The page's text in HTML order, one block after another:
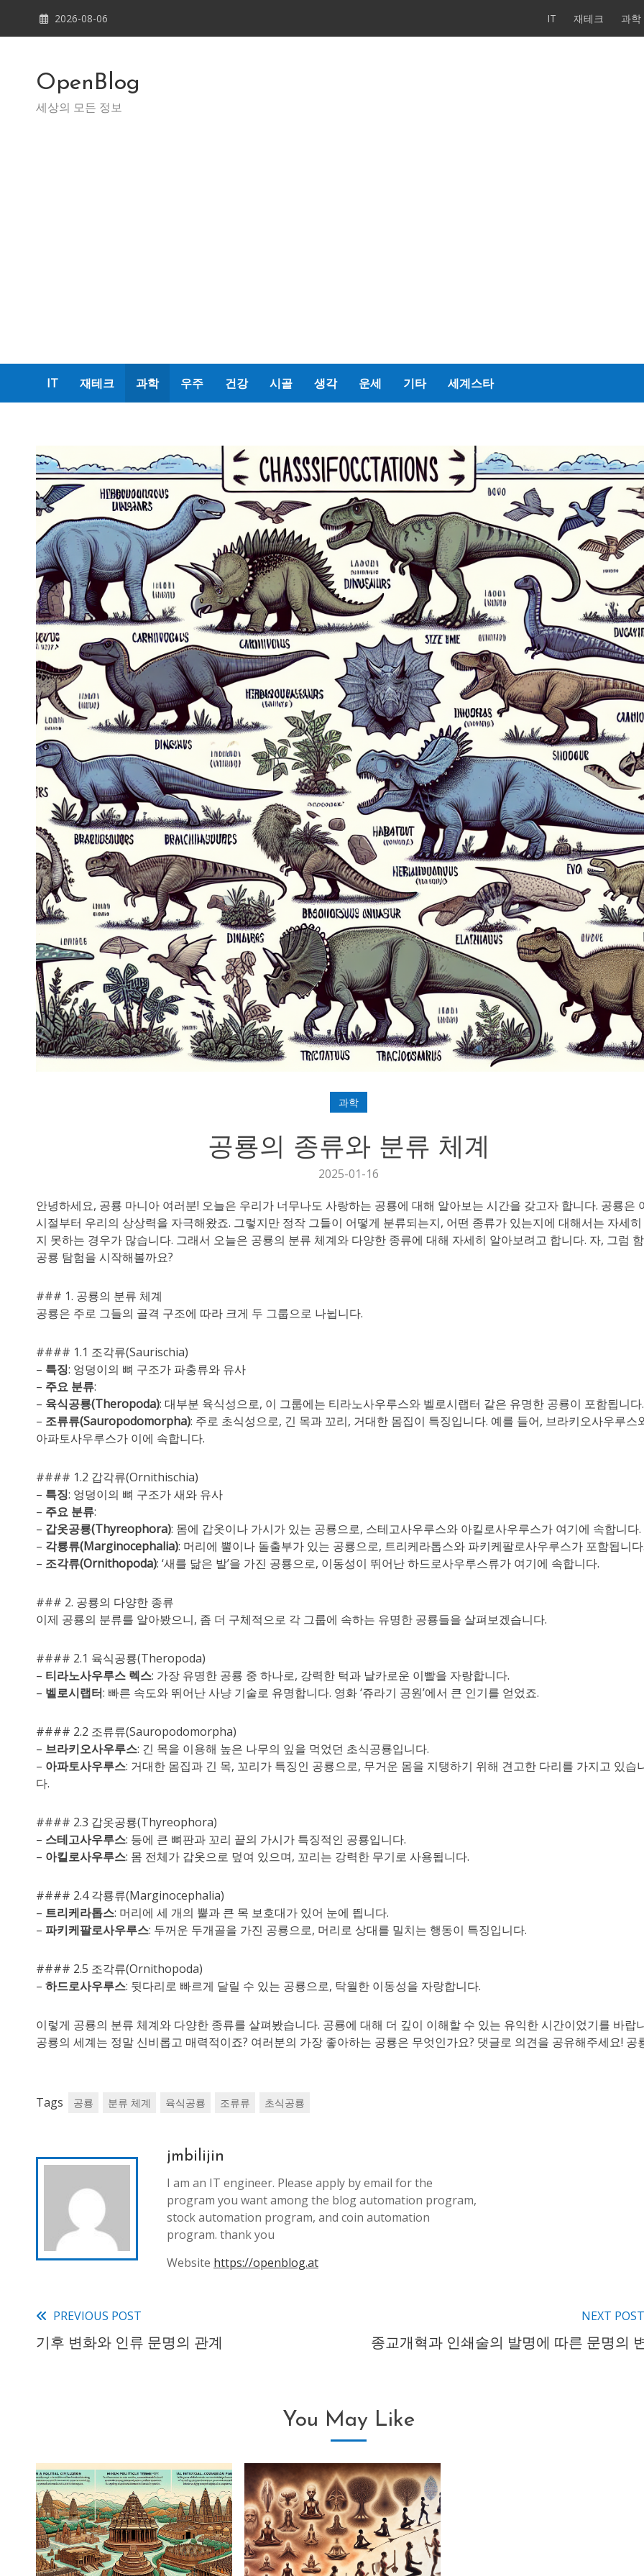
2026-08-06 IT 재테크 과학
OpenBlog
세상의 모든 정보
IT 재테크 과학 우주 건강 시골 생각 운세 기타 세계스타
과학
공룡의 종류와 분류 체계
2025-01-16
안녕하세요, 공룡 마니아 여러분! 오늘은 우리가 너무나도 사랑하는 공룡에 대해 알아보는 시간을 갖고자 합니다. 공룡은
시절부터 우리의 상상력을 자극해왔죠. 그렇지만 정작 그들이 어떻게 분류되는지, 어떤 종류가 있는지에 대해서는 자세
지 못하는 경우가 많습니다. 그래서 오늘은 공룡의 분류 체계와 다양한 종류에 대해 자세히 알아보려고 합니다. 자, 그럼
공룡 탐험을 시작해볼까요?
### 1. 공룡의 분류 체계
공룡은 주로 그들의 골격 구조에 따라 크게 두 그룹으로 나뉩니다.
#### 1.1 조각류(Saurischia)
– 특징: 엉덩이의 뼈 구조가 파충류와 유사
– 주요 분류:
– 육식공룡(Theropoda): 대부분 육식성으로, 이 그룹에는 티라노사우루스와 벨로시랩터 같은 유명한 공룡이 포함됩니다.
– 조류류(Sauropodomorpha): 주로 초식성으로, 긴 목과 꼬리, 거대한 몸집이 특징입니다. 예를 들어, 브라키오사우루스
아파토사우루스가 이에 속합니다.
#### 1.2 갑각류(Ornithischia)
– 특징: 엉덩이의 뼈 구조가 새와 유사
– 주요 분류:
– 갑옷공룡(Thyreophora): 몸에 갑옷이나 가시가 있는 공룡으로, 스테고사우루스와 아킬로사우루스가 여기에 속합니다.
– 각룡류(Marginocephalia): 머리에 뿔이나 돌출부가 있는 공룡으로, 트리케라톱스와 파키케팔로사우루스가 포함됩니
– 조각류(Ornithopoda): ‘새를 닮은 발’을 가진 공룡으로, 이동성이 뛰어난 하드로사우루스류가 여기에 속합니다.
### 2. 공룡의 다양한 종류
이제 공룡의 분류를 알아봤으니, 좀 더 구체적으로 각 그룹에 속하는 유명한 공룡들을 살펴보겠습니다.
#### 2.1 육식공룡(Theropoda)
– 티라노사우루스 렉스: 가장 유명한 공룡 중 하나로, 강력한 턱과 날카로운 이빨을 자랑합니다.
– 벨로시랩터: 빠른 속도와 뛰어난 사냥 기술로 유명합니다. 영화 ‘쥬라기 공원’에서 큰 인기를 얻었죠.
#### 2.2 조류류(Sauropodomorpha)
– 브라키오사우루스: 긴 목을 이용해 높은 나무의 잎을 먹었던 초식공룡입니다.
– 아파토사우루스: 거대한 몸집과 긴 목, 꼬리가 특징인 공룡으로, 무거운 몸을 지탱하기 위해 견고한 다리를 가지고 있습
다.
#### 2.3 갑옷공룡(Thyreophora)
– 스테고사우루스: 등에 큰 뼈판과 꼬리 끝의 가시가 특징적인 공룡입니다.
– 아킬로사우루스: 몸 전체가 갑옷으로 덮여 있으며, 꼬리는 강력한 무기로 사용됩니다.
#### 2.4 각룡류(Marginocephalia)
– 트리케라톱스: 머리에 세 개의 뿔과 큰 목 보호대가 있어 눈에 띕니다.
– 파키케팔로사우루스: 두꺼운 두개골을 가진 공룡으로, 머리로 상대를 밀치는 행동이 특징입니다.
#### 2.5 조각류(Ornithopoda)
– 하드로사우루스: 뒷다리로 빠르게 달릴 수 있는 공룡으로, 탁월한 이동성을 자랑합니다.
이렇게 공룡의 분류 체계와 다양한 종류를 살펴봤습니다. 공룡에 대해 더 깊이 이해할 수 있는 유익한 시간이었기를 바랍
공룡의 세계는 정말 신비롭고 매력적이죠? 여러분의 가장 좋아하는 공룡은 무엇인가요? 댓글로 의견을 공유해주세요! 공
Tags 공룡 분류 체계 육식공룡 조류류 초식공룡
jmbilijin
I am an IT engineer. Please apply by email for the
program you want among the blog automation program,
stock automation program, and coin automation
program. thank you
Website https://openblog.at
Read
more
PREVIOUS POST
기후 변화와 인류 문명의 관계
NEXT POST
종교개혁과 인쇄술의 발명에 따른 문명의
You May Like